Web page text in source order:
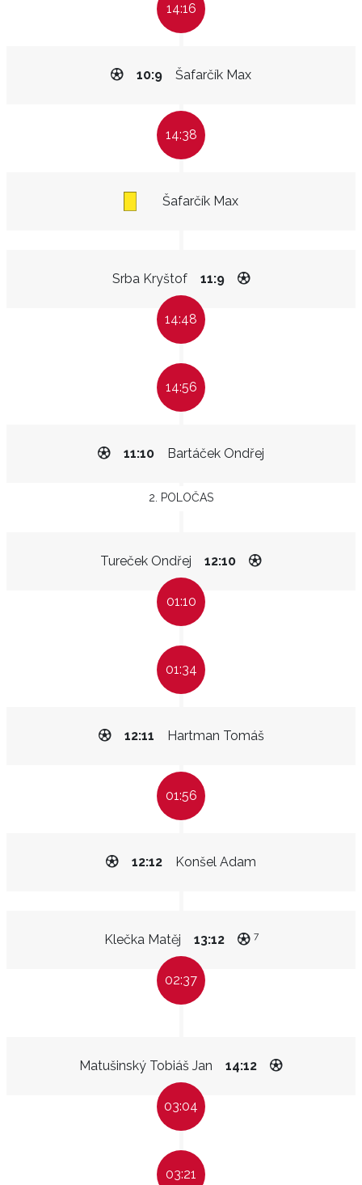
14:16
Šafarčík Max
10:9
14:38
Šafarčík Max
Srba Kryštof 11:9
14:48
14:56
Bartáček Ondřej
11:10
2. POLOČAS
Tureček Ondřej 12:10
01:10
01:34
Hartman Tomáš
12:11
01:56
Konšel Adam
12:12
Klečka Matěj 13:12 7
02:37
Matušinský Tobiáš Jan 14:12
03:04
03:21